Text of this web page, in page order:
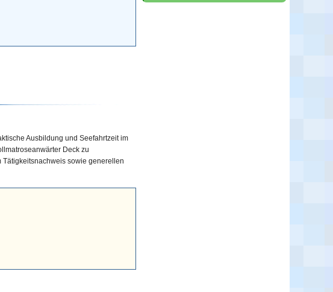
Ausbildung und Seefahrtzeit im
Deck zu
sowie generellen